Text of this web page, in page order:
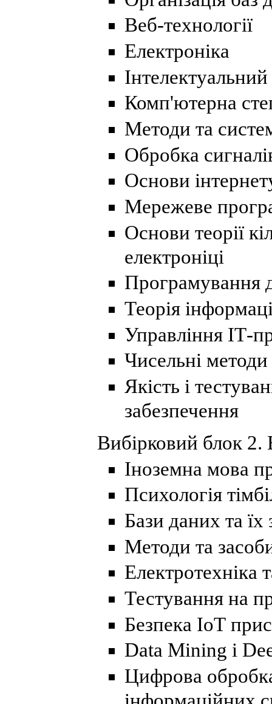
Веб-технології
Електроніка
Комп'ютерна
Методи та
Обробка
Основи
Мережеве
Основи теорії
електроніці
Програмування
Теорія
Управління ІТ-
Чисельні методи
Якість і
забезпечення
Вибірковий блок 2.
Іноземна мова
Психологія
Бази даних та їх
Методи та
Електротехніка
Тестування на
Безпека ІоТ
Data Mining і
Цифрова